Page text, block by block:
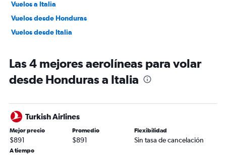
Vuelos a Italia
Vuelos desde Honduras
Vuelos desde Italia
Las 4 mejores aerolíneas para volar
desde Honduras a Italia
Turkish Airlines
Mejor precio
$891
Promedio
$891
Flexibilidad
Sin tasa de cancelación
A tiempo